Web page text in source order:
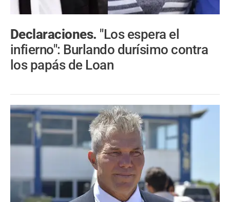
Declaraciones. "Los espera el
infierno": Burlando durísimo contra
los papás de Loan